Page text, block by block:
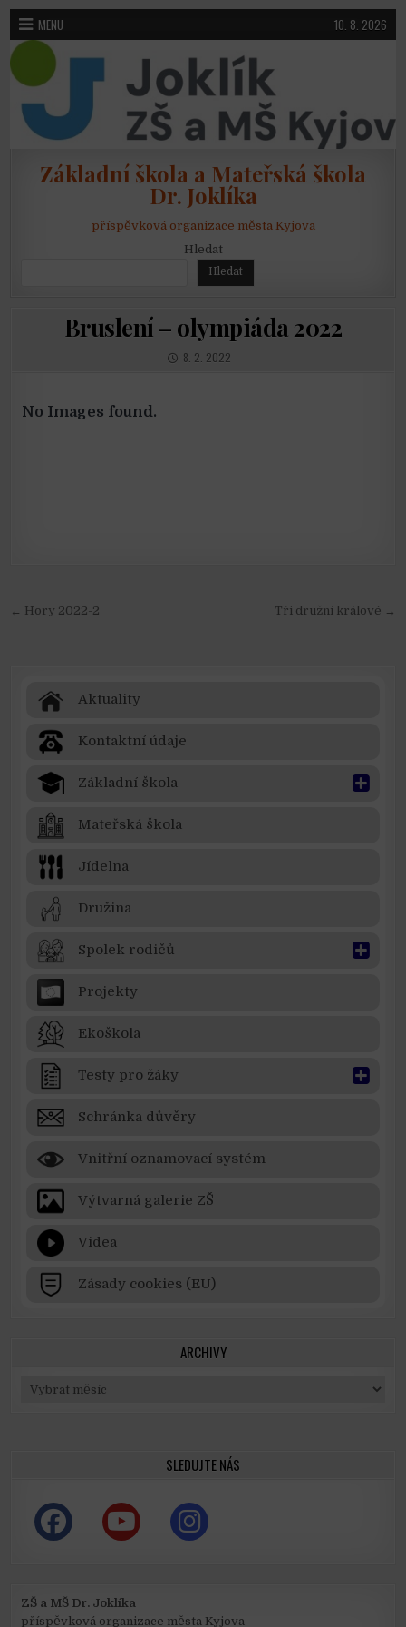
Skip to content
MENU 10. 8. 2026
Základní škola a Mateřská škola
Dr. Joklíka
příspěvková organizace města Kyjova
Hledat
Hledat
Bruslení – olympiáda 2022
PUBLISHED DATE:
8. 2. 2022
No Images found.
Navigace pro příspěvekTři družní králové →
← Hory 2022-2
Aktuality
Kontaktní údaje
Základní škola
Mateřská škola
Jídelna
Družina
Spolek rodičů
Projekty
Ekoškola
Testy pro žáky
Schránka důvěry
Vnitřní oznamovací systém
Výtvarná galerie ZŠ
Videa
Zásady cookies (EU)
ARCHIVY
Archivy
SLEDUJTE NÁS
ZŠ a MŠ Dr. Joklíka
příspěvková organizace města Kyjova